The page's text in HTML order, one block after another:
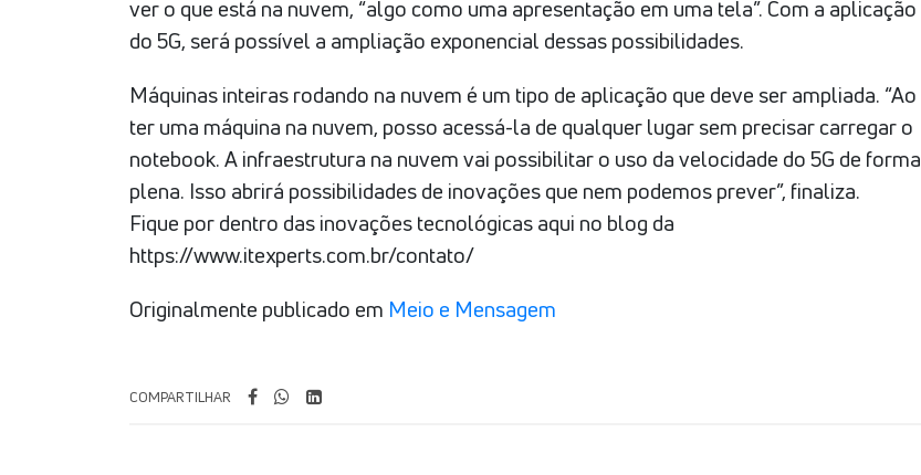
ver o que está na nuvem, “algo como uma apresentação em uma tela”. Com a aplicação
do 5G, será possível a ampliação exponencial dessas possibilidades.
Máquinas inteiras rodando na nuvem é um tipo de aplicação que deve ser ampliada. “Ao
ter uma máquina na nuvem, posso acessá-la de qualquer lugar sem precisar carregar o
notebook. A infraestrutura na nuvem vai possibilitar o uso da velocidade do 5G de forma
plena. Isso abrirá possibilidades de inovações que nem podemos prever”, finaliza.
Fique por dentro das inovações tecnológicas aqui no blog da
https://www.itexperts.com.br/contato/
Originalmente publicado em Meio e Mensagem
COMPARTILHAR